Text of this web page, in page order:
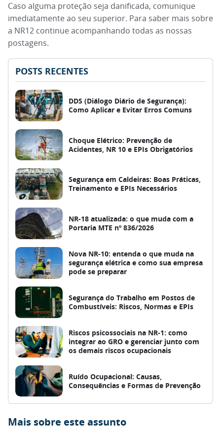
Caso alguma proteção seja danificada, comunique
imediatamente ao seu superior. Para saber mais sobre
a NR12 continue acompanhando todas as nossas
postagens.
POSTS RECENTES
DDS (Diálogo Diário de Segurança):
Como Aplicar e Evitar Erros Comuns
Choque Elétrico: Prevenção de
Acidentes, NR 10 e EPIs Obrigatórios
Segurança em Caldeiras: Boas Práticas,
Treinamento e EPIs Necessários
NR-18 atualizada: o que muda com a
Portaria MTE nº 836/2026
Nova NR-10: entenda o que muda na
segurança elétrica e como sua empresa
pode se preparar
Segurança do Trabalho em Postos de
Combustíveis: Riscos, Normas e EPIs
Riscos psicossociais na NR-1: como
integrar ao GRO e gerenciar junto com
os demais riscos ocupacionais
Ruído Ocupacional: Causas,
Consequências e Formas de Prevenção
Mais sobre este assunto